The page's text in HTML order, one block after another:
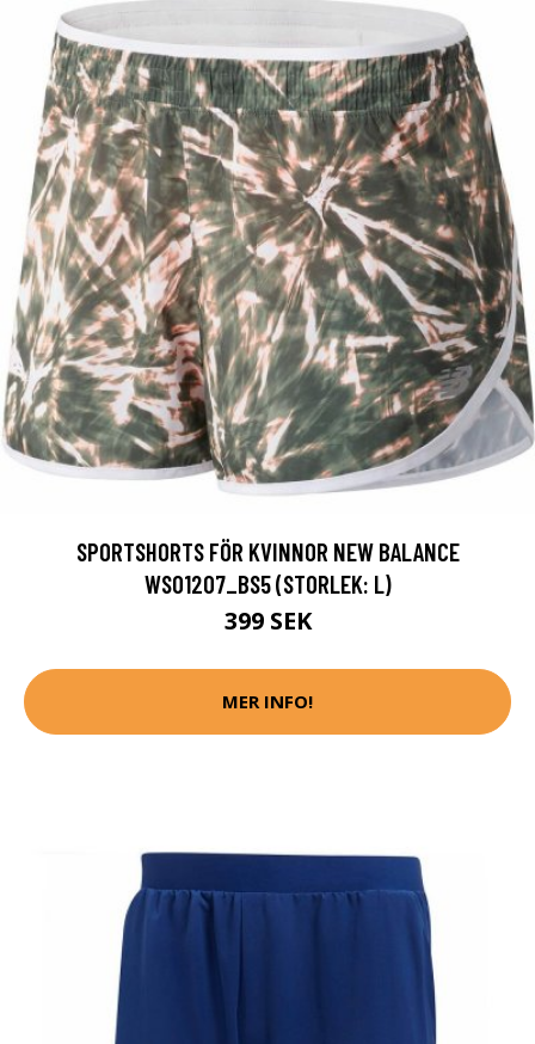
SPORTSHORTS FÖR KVINNOR NEW BALANCE
WS01207_BS5 (STORLEK: L)
399 SEK
MER INFO!